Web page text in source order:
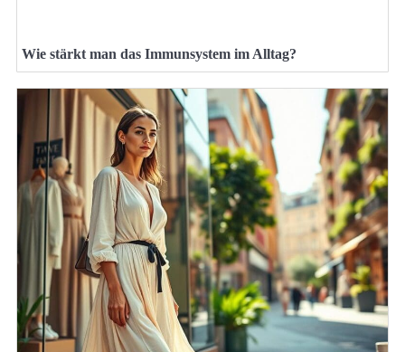
Wie stärkt man das Immunsystem im Alltag?